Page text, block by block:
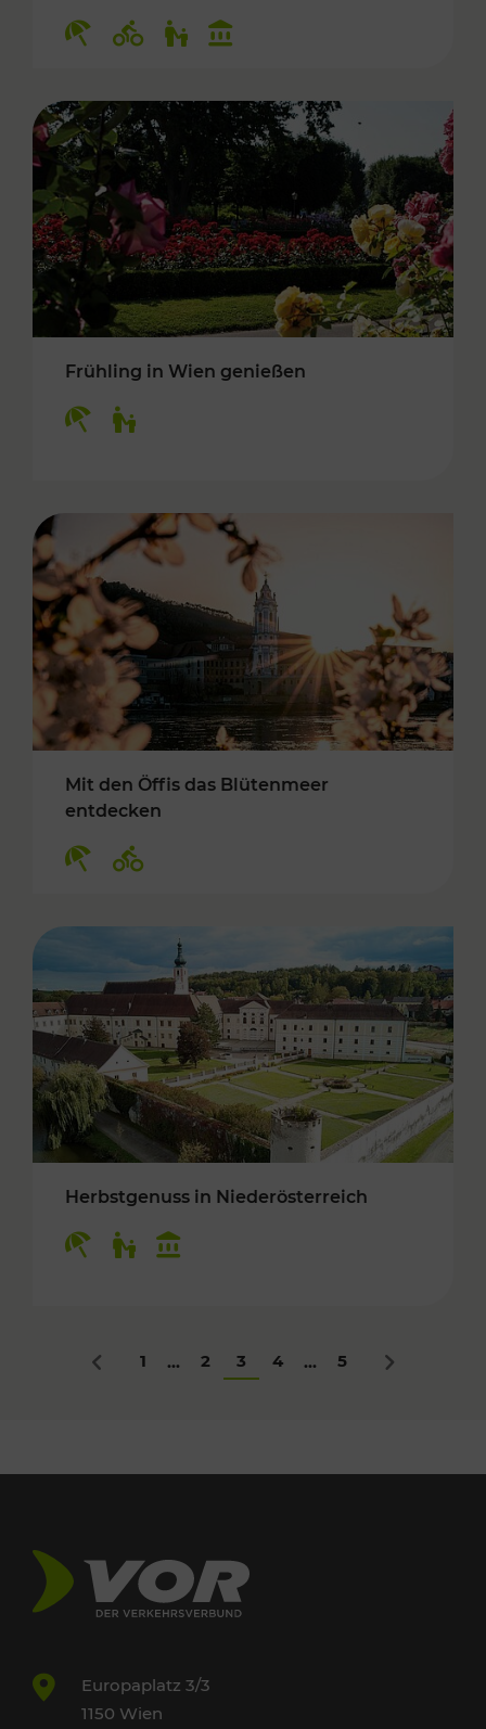
Frühling in Wien genießen
Mit den Öffis das Blütenmeer
entdecken
Herbstgenuss in Niederösterreich
Zurück
1 ... 2 3 4 ... 5 Nächstes
Europaplatz 3/3
1150 Wien